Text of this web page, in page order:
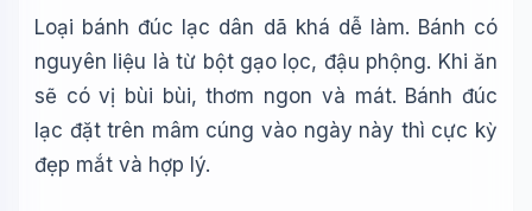
Loại bánh đúc lạc dân dã khá dễ làm. Bánh có
nguyên liệu là từ bột gạo lọc, đậu phộng. Khi ăn
sẽ có vị bùi bùi, thơm ngon và mát. Bánh đúc
lạc đặt trên mâm cúng vào ngày này thì cực kỳ
đẹp mắt và hợp lý.